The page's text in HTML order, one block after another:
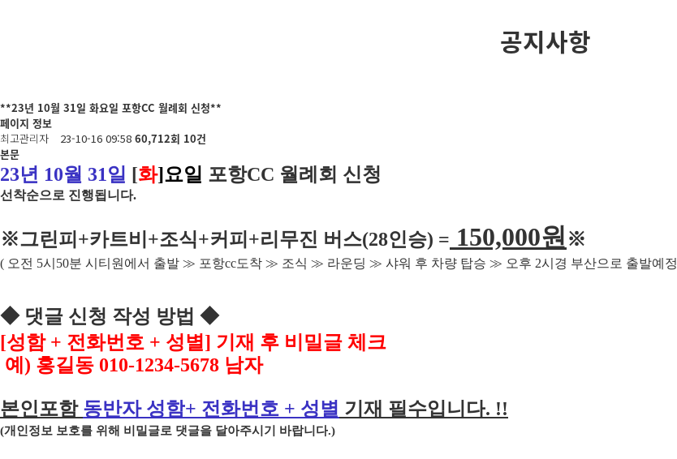
공지사항
**23년 10월 31일 화요일 포항CC 월례회 신청**
페이지 정보
최고관리자
23-10-16 09:58 60,712회 10건
본문
23년 10월 31일 [화]요일 포항CC 월례회 신청
선착순으로 진행됩니다.
※그린피 +카트비 +조식+커피+리무진 버스(28인승) = 150,000원 ※
( 오전 5시 50분 시티원에서 출발 ≫ 포항cc도착 ≫ 조식 ≫ 라운딩 ≫ 샤워 후 차량 탑승 ≫ 오후 2시경 부산으로 출발예정
◆ 댓글 신청 작성 방법 ◆
[성함 + 전화번호 + 성별 ] 기재 후 비밀글 체크
예 ) 홍길동 010-1234-5678 남자
본인포함 동반자 성함+ 전화번호 + 성별 기재 필수입니다. !!
(개인정보 보호를 위해 비밀글로 댓글을 달아주시기 바랍니다.)